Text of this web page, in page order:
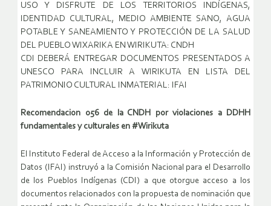
USO Y DISFRUTE DE LOS TERRITORIOS INDÍGENAS,
IDENTIDAD CULTURAL, MEDIO AMBIENTE SANO, AGUA
POTABLE Y SANEAMIENTO Y PROTECCIÓN DE LA SALUD
DEL PUEBLO WIXARIKA EN WIRIKUTA: CNDH
CDI DEBERÁ ENTREGAR DOCUMENTOS PRESENTADOS A
UNESCO PARA INCLUIR A WIRIKUTA EN LISTA DEL
PATRIMONIO CULTURAL INMATERIAL: IFAI
Recomendacion 056 de la CNDH por violaciones a DDHH
fundamentales y culturales en #Wirikuta
El Instituto Federal de Acceso a la Información y Protección de
Datos (IFAI) instruyó a la Comisión Nacional para el Desarrollo
de los Pueblos Indígenas (CDI) a que otorgue acceso a los
documentos relacionados con la propuesta de nominación que